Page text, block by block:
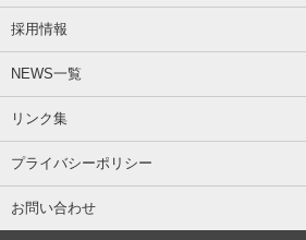
採用情報
NEWS一覧
リンク集
プライバシーポリシー
お問い合わせ